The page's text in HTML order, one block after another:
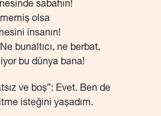
sabahın!
olsa
insanın!
bunaltıcı, ne berbat,
bu dünya bana!
ve boş”: Evet. Ben de
isteğini yaşadım.